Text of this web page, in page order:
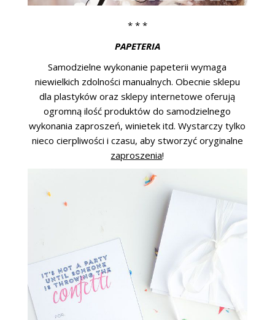
* * *
PAPETERIA
Samodzielne wykonanie papeterii wymaga
niewielkich zdolności manualnych. Obecnie sklepu
dla plastyków oraz sklepy internetowe oferują
ogromną ilość produktów do samodzielnego
wykonania zaproszeń, winietek itd. Wystarczy tylko
nieco cierpliwości i czasu, aby stworzyć oryginalne
zaproszenia!